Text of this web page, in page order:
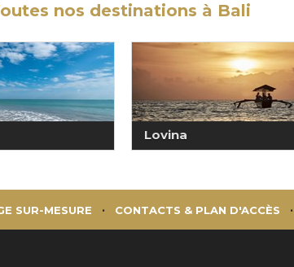
nos destinations à Bali
Lovina
SUR-MESURE CONTACTS & PLAN D'ACCÈS